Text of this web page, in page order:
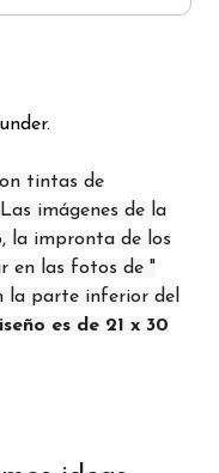
tintas de
imágenes de la
la impronta de los
en las fotos de "
la parte inferior del
es de 21 x 30